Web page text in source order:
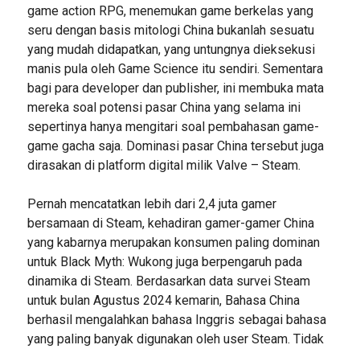
game action RPG, menemukan game berkelas yang
seru dengan basis mitologi China bukanlah sesuatu
yang mudah didapatkan, yang untungnya dieksekusi
manis pula oleh Game Science itu sendiri. Sementara
bagi para developer dan publisher, ini membuka mata
mereka soal potensi pasar China yang selama ini
sepertinya hanya mengitari soal pembahasan game-
game gacha saja. Dominasi pasar China tersebut juga
dirasakan di platform digital milik Valve – Steam.
Pernah mencatatkan lebih dari 2,4 juta gamer
bersamaan di Steam, kehadiran gamer-gamer China
yang kabarnya merupakan konsumen paling dominan
untuk Black Myth: Wukong juga berpengaruh pada
dinamika di Steam. Berdasarkan data survei Steam
untuk bulan Agustus 2024 kemarin, Bahasa China
berhasil mengalahkan bahasa Inggris sebagai bahasa
yang paling banyak digunakan oleh user Steam. Tidak